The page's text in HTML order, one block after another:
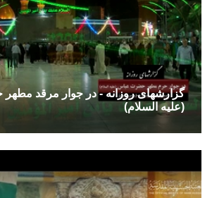
گزارشهای روزانه - در جوار مرقد
(علیه السلام)